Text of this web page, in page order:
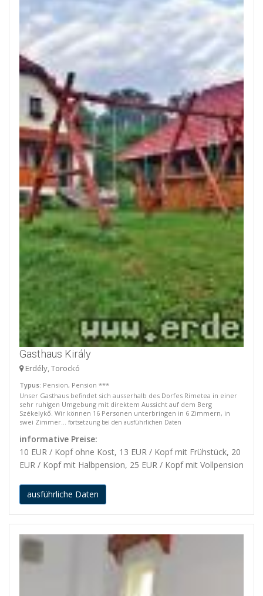
Gasthaus Király
Erdély, Torockó
Typus: Pension, Pension ***
Unser Gasthaus befindet sich ausserhalb des Dorfes Rimetea in einer
sehr ruhigen Umgebung mit direktem Aussicht auf dem Berg
Székelykő. Wir können 16 Personen unterbringen in 6 Zimmern, in
swei Zimmer... fortsetzung bei den ausführlichen Daten
informative Preise:
10 EUR / Kopf ohne Kost, 13 EUR / Kopf mit Frühstück, 20
EUR / Kopf mit Halbpension, 25 EUR / Kopf mit Vollpension
ausführliche Daten